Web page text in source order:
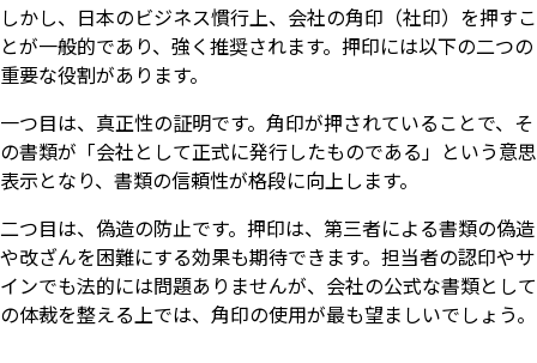
しかし、日本のビジネス慣行上、会社の角印（社印）を押すこ
とが一般的であり、強く推奨されます。押印には以下の二つの
重要な役割があります。
一つ目は、真正性の証明です。角印が押されていることで、そ
の書類が「会社として正式に発行したものである」という意思
表示となり、書類の信頼性が格段に向上します。
二つ目は、偽造の防止です。押印は、第三者による書類の偽造
や改ざんを困難にする効果も期待できます。担当者の認印やサ
インでも法的には問題ありませんが、会社の公式な書類として
の体裁を整える上では、角印の使用が最も望ましいでしょう。